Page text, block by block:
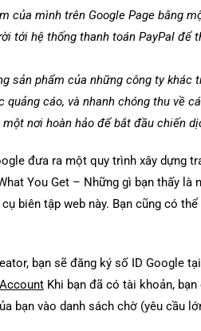
của mình trên Google Page bằng
tới hệ thống thanh toán PayPal để
sản phẩm của những công ty khác
cáo, và nhanh chóng thu về
nơi hoàn hảo để bắt đầu chiến
đưa ra một quy trình xây dựng
You Get – Những gì bạn thấy
biên tập web này. Bạn cũng có
bạn sẽ đăng ký số ID Google tại
Khi bạn đã có tài khoản,
bạn vào danh sách chờ (yêu cầu